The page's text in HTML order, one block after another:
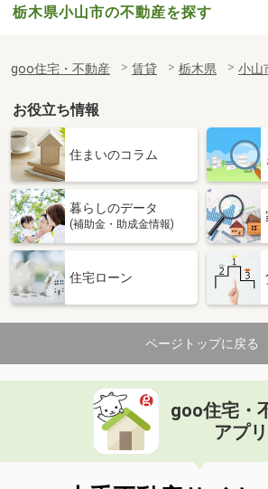
栃木県小山市の不動産を探す
goo住宅・不動産 賃貸 栃木県 小山
お役立ち情報
住まいのコラム
暮らしのデータ
(補助金・助成金情報)
住宅ローン
ページトップに戻る
goo住宅・
アプリ